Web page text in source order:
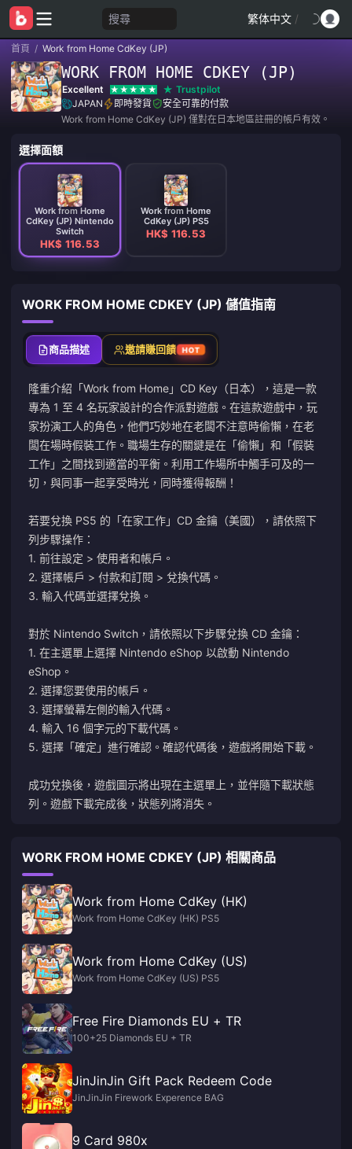
搜尋 繁体中文 /
首頁 / Work from Home CdKey (JP)
WORK FROM HOME CDKEY (JP)
Excellent
Trustpilot
JAPAN
即時發貨
安全可靠的付款
Work from Home CdKey (JP) 僅對在日本地區註冊的帳戶有效。
選擇面額
Work from Home
CdKey (JP) Nintendo
Switch
HK$ 116.53
Work from Home
CdKey (JP) PS5
HK$ 116.53
WORK FROM HOME CDKEY (JP) 儲值指南
商品描述 邀請賺回饋 HOT
隆重介紹「Work from Home」CD Key（日本），這是一款
專為 1 至 4 名玩家設計的合作派對遊戲。在這款遊戲中，玩
家扮演工人的角色，他們巧妙地在老闆不注意時偷懶，在老
闆在場時假裝工作。職場生存的關鍵是在「偷懶」和「假裝
工作」之間找到適當的平衡。利用工作場所中觸手可及的一
切，與同事一起享受時光，同時獲得報酬！
若要兌換 PS5 的「在家工作」CD 金鑰（美國），請依照下
列步驟操作：
1. 前往設定 > 使用者和帳戶。
2. 選擇帳戶 > 付款和訂閱 > 兌換代碼。
3. 輸入代碼並選擇兌換。
對於 Nintendo Switch，請依照以下步驟兌換 CD 金鑰：
1. 在主選單上選擇 Nintendo eShop 以啟動 Nintendo
eShop。
2. 選擇您要使用的帳戶。
3. 選擇螢幕左側的輸入代碼。
4. 輸入 16 個字元的下載代碼。
5. 選擇「確定」進行確認。確認代碼後，遊戲將開始下載。
成功兌換後，遊戲圖示將出現在主選單上，並伴隨下載狀態
列。遊戲下載完成後，狀態列將消失。
WORK FROM HOME CDKEY (JP) 相關商品
Work from Home CdKey (HK)
Work from Home CdKey (HK) PS5
Work from Home CdKey (US)
Work from Home CdKey (US) PS5
Free Fire Diamonds EU + TR
100+25 Diamonds EU + TR
JinJinJin Gift Pack Redeem Code
JinJinJin Firework Experence BAG
9 Card 980x